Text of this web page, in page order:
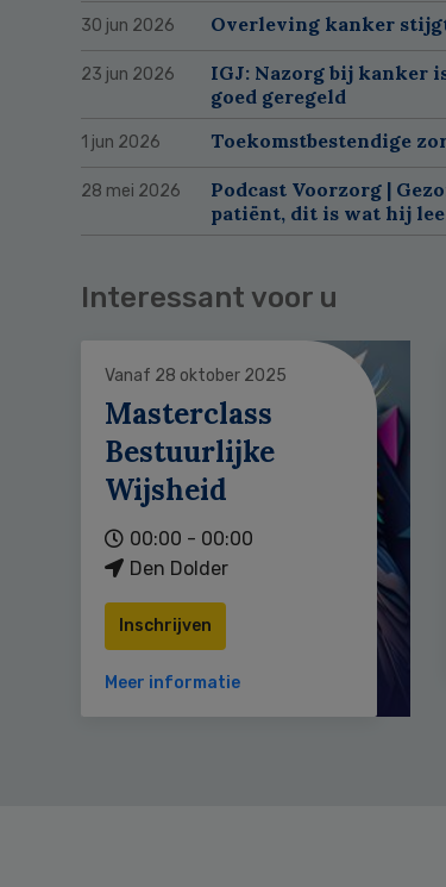
30 jun 2026 Overleving kanker
23 jun 2026
IGJ: Nazorg bij kanker
goed geregeld
1 jun 2026 Toekomstbestendige
28 mei 2026
Podcast Voorzorg |
patiënt, dit is wat hij
Interessant voor u
Vanaf 28 oktober 2025
Masterclass
Bestuurlijke
Wijsheid
00:00 - 00:00
Den Dolder
Inschrijven
Meer informatie